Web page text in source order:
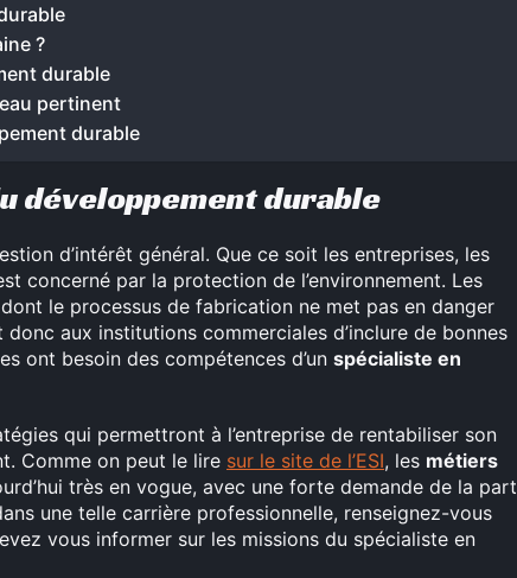
?
durable
pertinent
durable
développement durable
d’intérêt général. Que ce soit les entreprises, les
concerné par la protection de l’environnement. Les
le processus de fabrication ne met pas en danger
aux institutions commerciales d’inclure de bonnes
ont besoin des compétences d’un spécialiste en
qui permettront à l’entreprise de rentabiliser son
Comme on peut le lire sur le site de l’ESI, les métiers
très en vogue, avec une forte demande de la part
une telle carrière professionnelle, renseignez-vous
vous informer sur les missions du spécialiste en